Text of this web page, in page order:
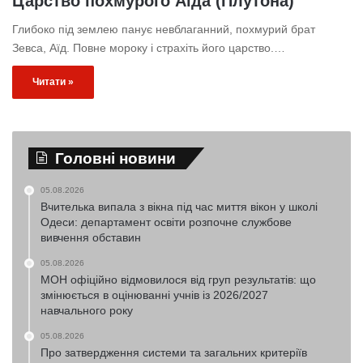
Глибоко під землею панує невблаганний, похмурий брат
Зевса, Аїд. Повне мороку і страхіть його царство.…
Читати »
Головні новини
05.08.2026
Вчителька випала з вікна під час миття вікон у школі
Одеси: департамент освіти розпочне службове
вивчення обставин
05.08.2026
МОН офіційно відмовилося від груп результатів: що
змінюється в оцінюванні учнів із 2026/2027
навчального року
05.08.2026
Про затвердження системи та загальних критеріїв